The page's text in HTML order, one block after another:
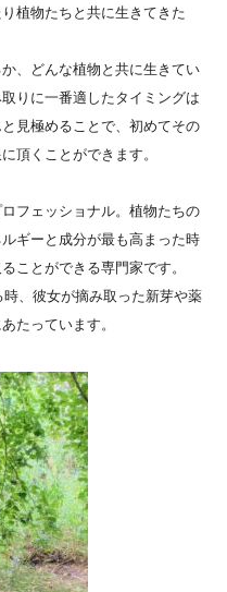
植物たちと共に生きてきた
、どんな植物と共に生きてい
りに一番適したタイミングは
見極めることで、初めてその
頂くことができます。
フェッショナル。植物たちの
ギーと成分が最も高まった時
ことができる専門家です。
、彼女が摘み取った新芽や薬
たっています。